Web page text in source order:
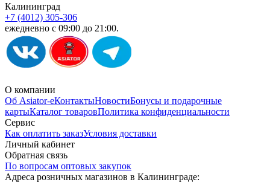
Калининград
+7 (4012) 305-306
ежедневно с 09:00 до 21:00.
О компании
Об Asiator-еКонтактыНовостиБонусы и подарочные
картыКаталог товаровПолитика конфиденциальности
Сервис
Как оплатить заказУсловия доставки
Личный кабинет
Обратная связь
По вопросам оптовых закупок
Адреса розничных магазинов в Калининграде: